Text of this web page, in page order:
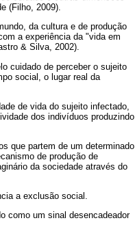
(Filho, 2009).
da cultura e de produção
a experiência da "vida em
& Silva, 2002).
cuidado de perceber o sujeito
social, o lugar real da
de vida do sujeito infectado,
dos indivíduos produzindo
que partem de um determinado
de produção de
da sociedade através do
a exclusão social.
como um sinal desencadeador